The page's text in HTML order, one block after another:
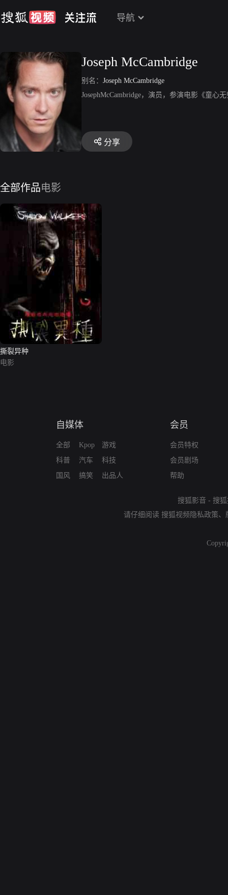
导航
Joseph McCambridge
别名： Joseph McCambridge
JosephMcCambridge，演员，参演电影《童心
分享
全部作品电影
撕裂异种
电影
自媒体
全部
科普
国风
Kpop
汽车
搞笑
游戏
科技
出品人
会员
会员特权
会员剧场
帮助
搜狐影音 - 搜
请仔细阅读 搜狐视频隐私政策、